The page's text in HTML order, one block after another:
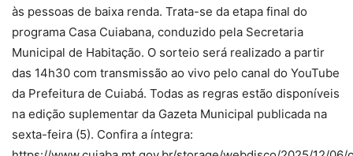
às pessoas de baixa renda. Trata-se da etapa final do
programa Casa Cuiabana, conduzido pela Secretaria
Municipal de Habitação. O sorteio será realizado a partir
das 14h30 com transmissão ao vivo pelo canal do YouTube
da Prefeitura de Cuiabá. Todas as regras estão disponíveis
na edição suplementar da Gazeta Municipal publicada na
sexta-feira (5). Confira a íntegra: